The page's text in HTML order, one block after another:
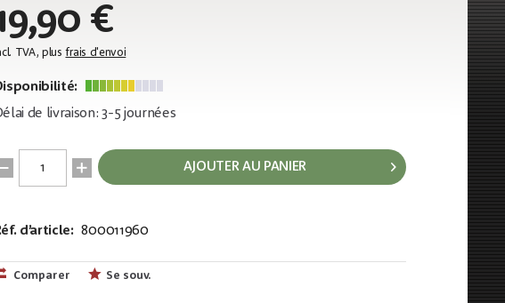
€
TVA, plusfrais d'envoi
de livraison: 3-5 journées
AJOUTER AU PANIER
d’article: 800011960
Comparer Se souv.